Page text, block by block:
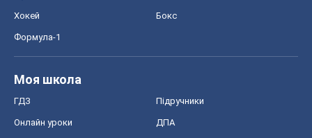
Хокей Бокс
Формула-1
Моя школа
ГДЗ Підручники
Онлайн уроки ДПА